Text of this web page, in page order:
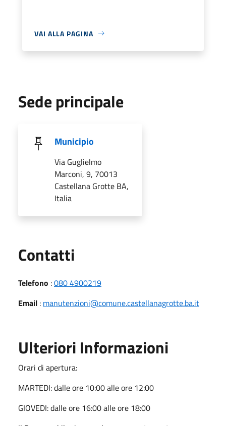
VAI ALLA PAGINA
Sede principale
Municipio
Via Guglielmo
Marconi, 9, 70013
Castellana Grotte BA,
Italia
Contatti
Telefono :080 4900219
Email : manutenzioni@comune.castellanagrotte.ba.it
Ulteriori Informazioni
Orari di apertura:
MARTEDI: dalle ore 10:00 alle ore 12:00
GIOVEDI: dalle ore 16:00 alle ore 18:00